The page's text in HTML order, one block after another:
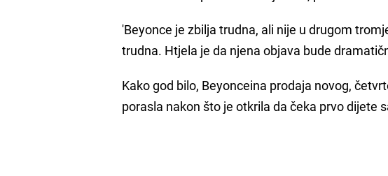
'Beyonce je zbilja trudna, ali nije u drugom
trudna. Htjela je da njena objava bude
Kako god bilo, Beyonceina prodaja novog,
porasla nakon što je otkrila da čeka prvo dijete